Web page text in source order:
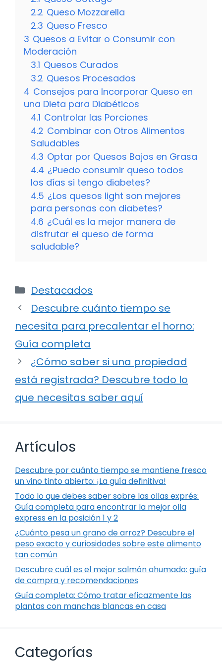
2.2 Queso Mozzarella
2.3 Queso Fresco
3 Quesos a Evitar o Consumir con
Moderación
3.1 Quesos Curados
3.2 Quesos Procesados
4 Consejos para Incorporar Queso en
una Dieta para Diabéticos
4.1 Controlar las Porciones
4.2 Combinar con Otros Alimentos
Saludables
4.3 Optar por Quesos Bajos en Grasa
4.4 ¿Puedo consumir queso todos
los días si tengo diabetes?
4.5 ¿Los quesos light son mejores
para personas con diabetes?
4.6 ¿Cuál es la mejor manera de
disfrutar el queso de forma
saludable?
Categorías
Destacados
Descubre cuánto tiempo se
necesita para precalentar el horno:
Guía completa
¿Cómo saber si una propiedad
está registrada? Descubre todo lo
que necesitas saber aquí
Artículos
Descubre por cuánto tiempo se mantiene fresco
un vino tinto abierto: ¡La guía definitiva!
Todo lo que debes saber sobre las ollas exprés:
Guía completa para encontrar la mejor olla
express en la posición 1 y 2
¿Cuánto pesa un grano de arroz? Descubre el
peso exacto y curiosidades sobre este alimento
tan común
Descubre cuál es el mejor salmón ahumado: guía
de compra y recomendaciones
Guía completa: Cómo tratar eficazmente las
plantas con manchas blancas en casa
Categorías